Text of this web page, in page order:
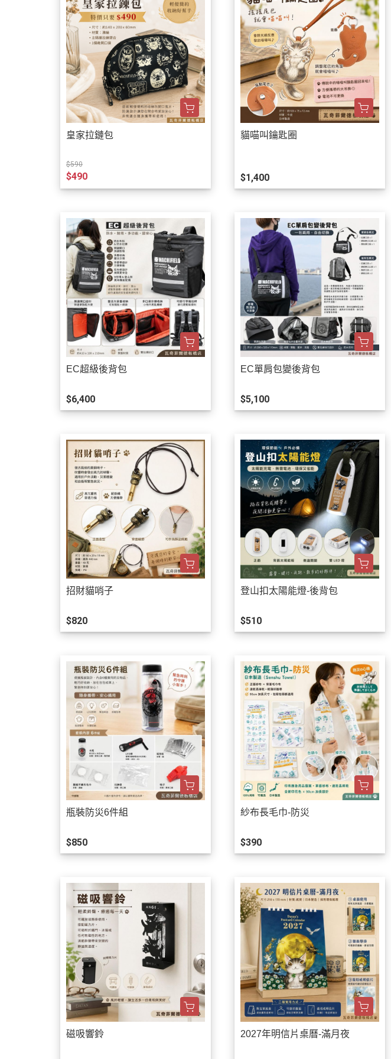
皇家拉鏈包
$590
$490
貓喵叫鑰匙圈
$1,400
EC超級後背包
$6,400
EC單肩包變後背包
$5,100
招財貓哨子
$820
登山扣太陽能燈-後背包
$510
瓶裝防災6件組
$850
紗布長毛巾-防災
$390
磁吸響鈴 2027年明信片桌曆-滿月夜